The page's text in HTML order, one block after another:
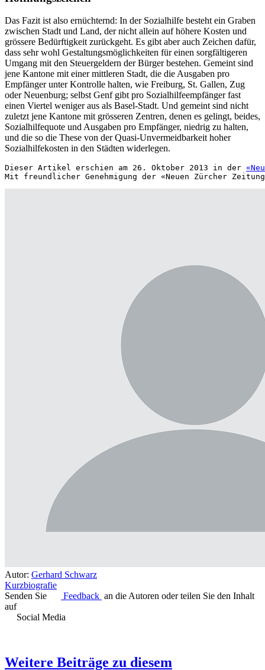
Das Fazit ist also ernüchternd: In der Sozialhilfe besteht ein Graben
zwischen Stadt und Land, der nicht allein auf höhere Kosten und
grössere Bedürftigkeit zurückgeht. Es gibt aber auch Zeichen dafür,
dass sehr wohl Gestaltungsmöglichkeiten für einen sorgfältigeren
Umgang mit den Steuergeldern der Bürger bestehen. Gemeint sind
jene Kantone mit einer mittleren Stadt, die die Ausgaben pro
Empfänger unter Kontrolle halten, wie Freiburg, St. Gallen, Zug
oder Neuenburg; selbst Genf gibt pro Sozialhilfeempfänger fast
einen Viertel weniger aus als Basel-Stadt. Und gemeint sind nicht
zuletzt jene Kantone mit grösseren Zentren, denen es gelingt, beides,
Sozialhilfequote und Ausgaben pro Empfänger, niedrig zu halten,
und die so die These von der Quasi-Unvermeidbarkeit hoher
Sozialhilfekosten in den Städten widerlegen.
Dieser Artikel erschien am 26. Oktober 2013 in der
Mit freundlicher Genehmigung der «Neuen Zürcher
Autor: Gerhard Schwarz
Kurzbiografie
Senden Sie
Feedback an die Autoren oder teilen Sie den Inhalt
auf
Social Media
Weitere Beiträge zu diesem